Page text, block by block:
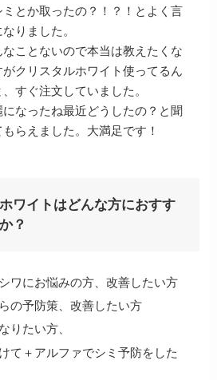
ミとか取ったの？！？！とよく言
りました。
なことないので本当は教えたくな
クリスタルホワイト使ってるん
すぐ注文していました。
なったね最近どうしたの？と聞
らえました。大満足です！
ワイトはどんな方におすす
？
ワにお悩みの方、改善したい方
の予防策、改善したい方
りたい方、
て＋アルファでシミ予防をした